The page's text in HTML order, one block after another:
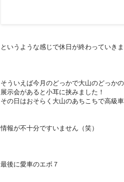
というような感じで休日が終わっていきま
そういえば今月のどっかで大山のどっか
展示会があると小耳に挟みました！
その日はおそらく大山のあちこちで高級
情報が不十分ですいません（笑）
最後に愛車のエボ７